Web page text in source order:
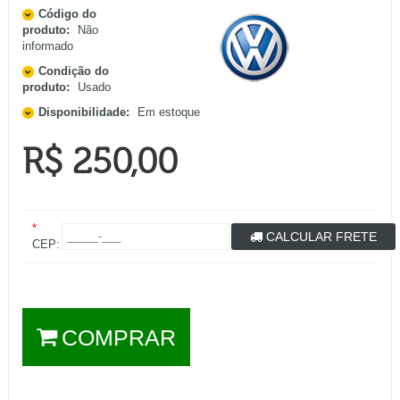
Código do
produto:
Não
informado
Condição do
produto:
Usado
Disponibilidade:
Em estoque
R$ 250,00
*
CEP:
CALCULAR FRETE
COMPRAR